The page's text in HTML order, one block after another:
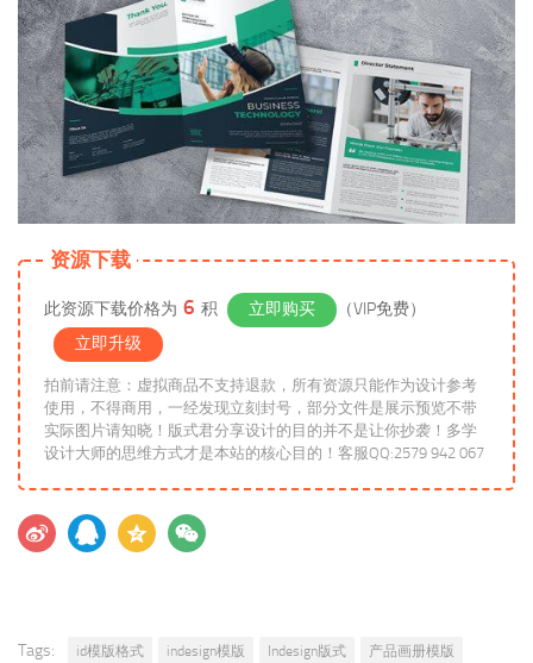
资源下载
此资源下载价格为 6 积 立即购买
（VIP免费）
立即升级
拍前请注意：虚拟商品不支持退款，所有资源只能作为设计参考
使用，不得商用，一经发现立刻封号，部分文件是展示预览不带
实际图片请知晓！版式君分享设计的目的并不是让你抄袭！多学
设计大师的思维方式才是本站的核心目的！客服QQ:2579 942 067
Tags: id模版格式 indesign模版 Indesign版式
产品画册模版